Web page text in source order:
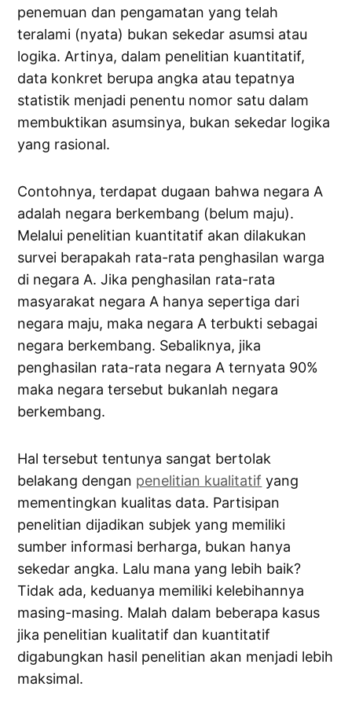
penemuan dan pengamatan yang telah
teralami (nyata) bukan sekedar asumsi atau
logika. Artinya, dalam penelitian kuantitatif,
data konkret berupa angka atau tepatnya
statistik menjadi penentu nomor satu dalam
membuktikan asumsinya, bukan sekedar logika
yang rasional.
Contohnya, terdapat dugaan bahwa negara A
adalah negara berkembang (belum maju).
Melalui penelitian kuantitatif akan dilakukan
survei berapakah rata-rata penghasilan warga
di negara A. Jika penghasilan rata-rata
masyarakat negara A hanya sepertiga dari
negara maju, maka negara A terbukti sebagai
negara berkembang. Sebaliknya, jika
penghasilan rata-rata negara A ternyata 90%
maka negara tersebut bukanlah negara
berkembang.
Hal tersebut tentunya sangat bertolak
belakang dengan penelitian kualitatif yang
mementingkan kualitas data. Partisipan
penelitian dijadikan subjek yang memiliki
sumber informasi berharga, bukan hanya
sekedar angka. Lalu mana yang lebih baik?
Tidak ada, keduanya memiliki kelebihannya
masing-masing. Malah dalam beberapa kasus
jika penelitian kualitatif dan kuantitatif
digabungkan hasil penelitian akan menjadi lebih
maksimal.